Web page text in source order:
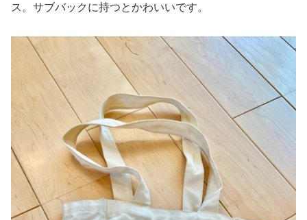
ス。サブバックに持つとかわいいです。